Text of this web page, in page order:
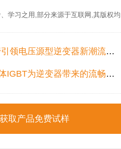
学习之用,部分来源于互联网,其版权均
型逆变器新潮流——飞虹半导体的创新选择
为逆变器带来的流畅电流体验
取产品免费试样